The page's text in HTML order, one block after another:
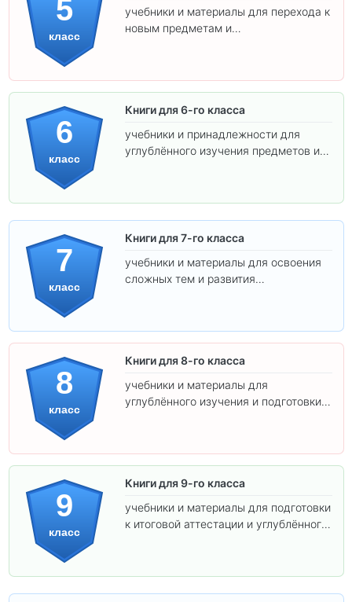
5
класс
учебники и материалы для перехода к
новым предметам и
6
класс
Книги для 6-го класса
учебники и принадлежности для
углублённого изучения предметов и
7
класс
Книги для 7-го класса
учебники и материалы для освоения
сложных тем и развития
8
класс
Книги для 8-го класса
учебники и материалы для
углублённого изучения и подготовки к
9
класс
Книги для 9-го класса
учебники и материалы для подготовки
к итоговой аттестации и углублённого